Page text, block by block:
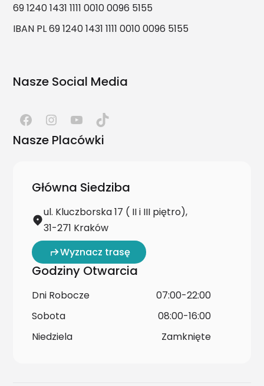
69 1240 1431 1111 0010 0096 5155
IBAN PL 69 1240 1431 1111 0010 0096 5155
Nasze Social Media
Nasze Placówki
Główna Siedziba
ul. Kluczborska 17 ( II i III piętro),
31-271 Kraków
Wyznacz trasę
Godziny Otwarcia
Dni Robocze
07:00-22:00
Sobota
08:00-16:00
Niedziela
Zamknięte